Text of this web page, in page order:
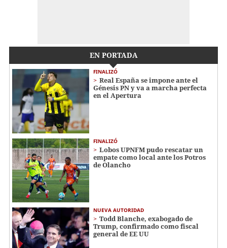
EN PORTADA
FINALIZÓ
Real España se impone ante el
Génesis PN y va a marcha perfecta
en el Apertura
FINALIZÓ
Lobos UPNFM pudo rescatar un
empate como local ante los Potros
de Olancho
NUEVA AUTORIDAD
Todd Blanche, exabogado de
Trump, confirmado como fiscal
general de EE UU